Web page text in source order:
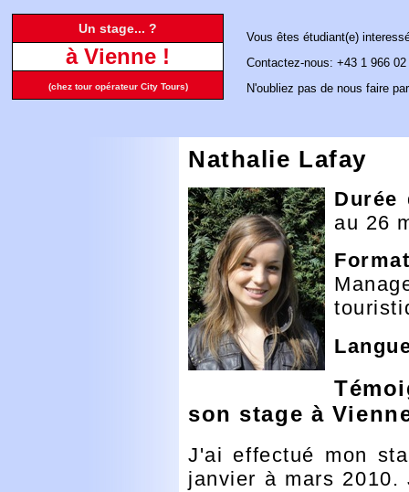
Nathalie Lafay
Durée
au 26
son stage à
J'ai effectué mon
janvier à mars
Vous êtes étudiant(e)
Contactez-nous: +43 1 966
N'oubliez pas de nous faire
Un stage... ?
à Vienne !
(chez tour opérateur City Tours)